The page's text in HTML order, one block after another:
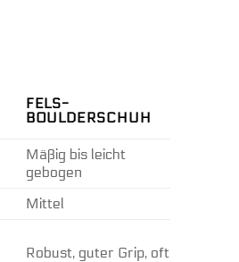
FELS-
BOULDERSCHUH
Mäßig bis leicht
gebogen
Mittel
Robust, guter Grip, oft